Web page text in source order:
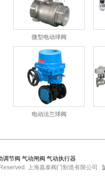
微型电动球阀
电动法兰球阀
调节阀 气动闸阀 气动执行器
上海嘉泰阀门制造有限公司